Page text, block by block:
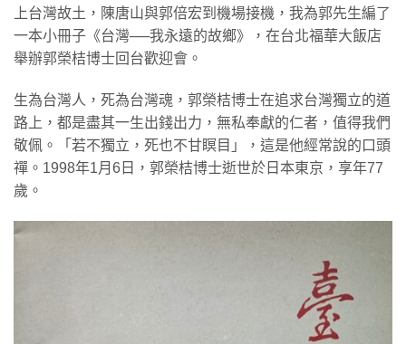
上台灣故土，陳唐山與郭倍宏到機場接機，我為郭先生編了
一本小冊子《台灣──我永遠的故鄉》，在台北福華大飯店
舉辦郭榮桔博士回台歡迎會。
生為台灣人，死為台灣魂，郭榮桔博士在追求台灣獨立的道
路上，都是盡其一生出錢出力，無私奉獻的仁者，值得我們
敬佩。「若不獨立，死也不甘瞑目」，這是他經常說的口頭
禪。1998年1月6日，郭榮桔博士逝世於日本東京，享年77
歲。